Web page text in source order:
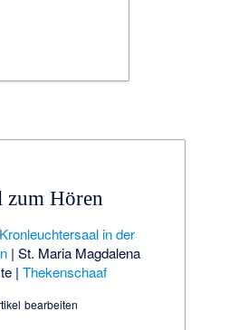
Hören
Kronleuchtersaal in der
|St. Maria Magdalena
|Thekenschaaf
bearbeiten